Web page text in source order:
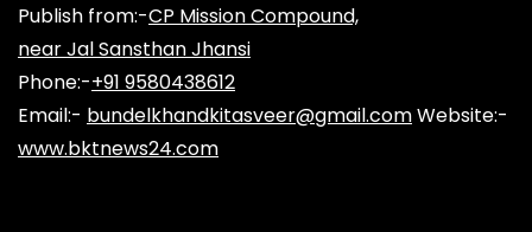
Publish from:-CP Mission Compound,
near Jal Sansthan Jhansi
Phone:-+91 9580438612
Email:- bundelkhandkitasveer@gmail.comWebsite:-
www.bktnews24.com